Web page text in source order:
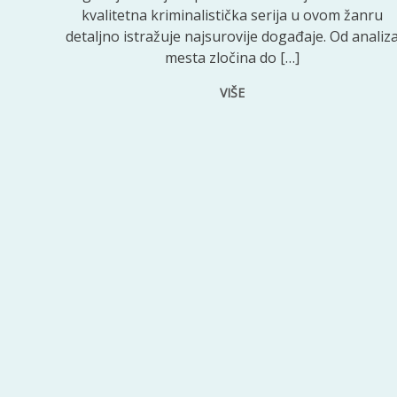
kvalitetna kriminalistička serija u ovom žanru
detaljno istražuje najsurovije događaje. Od
mesta zločina do […]
VIŠE